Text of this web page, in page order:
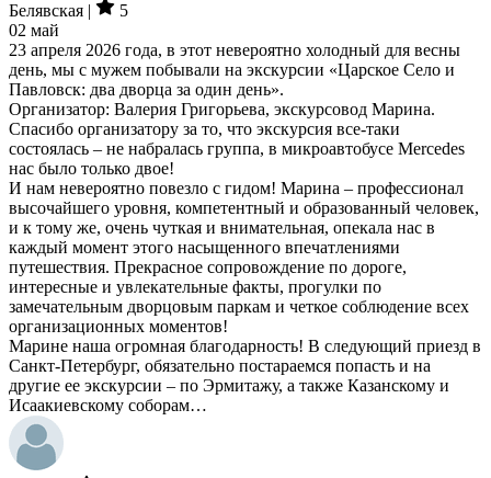
Белявская |
5
02 май
23 апреля 2026 года, в этот невероятно холодный для весны
день, мы с мужем побывали на экскурсии «Царское Село и
Павловск: два дворца за один день».
Организатор: Валерия Григорьева, экскурсовод Марина.
Спасибо организатору за то, что экскурсия все-таки
состоялась – не набралась группа, в микроавтобусе Mercedes
нас было только двое!
И нам невероятно повезло с гидом! Марина – профессионал
высочайшего уровня, компетентный и образованный человек,
и к тому же, очень чуткая и внимательная, опекала нас в
каждый момент этого насыщенного впечатлениями
путешествия. Прекрасное сопровождение по дороге,
интересные и увлекательные факты, прогулки по
замечательным дворцовым паркам и четкое соблюдение всех
организационных моментов!
Марине наша огромная благодарность! В следующий приезд в
Санкт-Петербург, обязательно постараемся попасть и на
другие ее экскурсии – по Эрмитажу, а также Казанскому и
Исаакиевскому соборам…